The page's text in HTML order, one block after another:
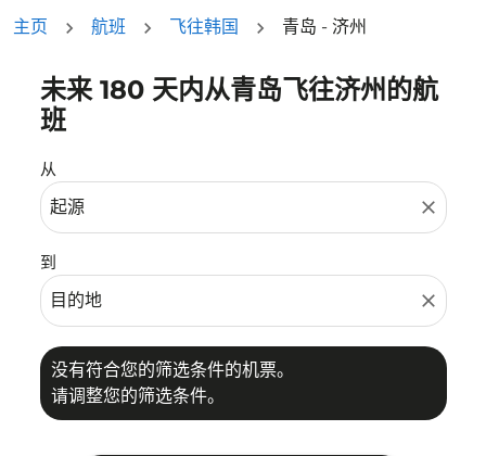
主页 航班 飞往韩国 青岛 - 济州
未来 180 天内从青岛飞往济州的航
班
从
close
到
close
没有符合您的筛选条件的机票。
请调整您的筛选条件。
没有符合您的筛选条件的机票。请调整您的筛选条件。